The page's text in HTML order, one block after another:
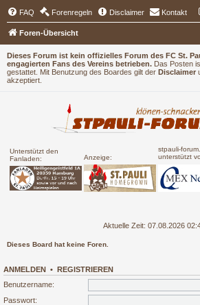
Dieses Forum ist kein offizielles Forum des FC St.
engagierten Fans des Vereins betrieben. Das Posten
gestattet. Mit Benutzung des Boardes gilt der Disclaimer
akzeptiert.
Unterstützt den
Fanladen:
Anzeige:
stpauli-
unterstützt
FAQ Forenregeln Disclaimer Kontakt
Foren-Übersicht
Aktuelle Zeit: 07.08.2026
Dieses Board hat keine Foren.
ANMELDEN • REGISTRIEREN
Benutzername:
Passwort: